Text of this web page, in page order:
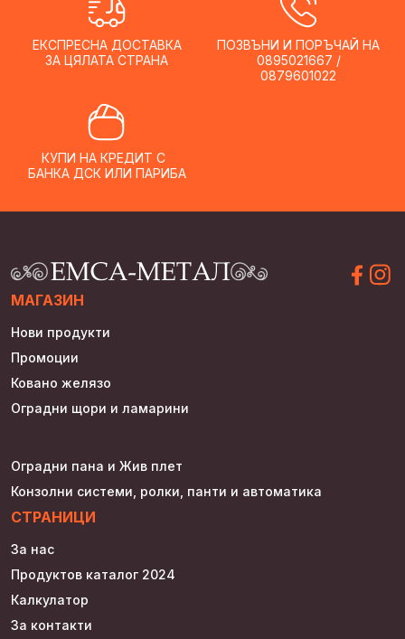
ЕКСПРЕСНА ДОСТАВКА
ЗА ЦЯЛАТА СТРАНА
ПОЗВЪНИ И ПОРЪЧАЙ НА
0895021667 /
0879601022
КУПИ НА КРЕДИТ С
БАНКА ДСК ИЛИ ПАРИБА
МАГАЗИН
Нови продукти
Промоции
Ковано желязо
Оградни щори и ламарини
Оградни пана и Жив плет
Конзолни системи, ролки, панти и автоматика
СТРАНИЦИ
За нас
Продуктов каталог 2024
Калкулатор
За контакти